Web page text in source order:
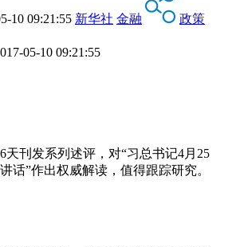
10 09:21:55 新华社 金融
政策
05-10 09:21:55
天刊发系列述评，对“习总书记4月25
话”作出权威解读，值得跟踪研究。